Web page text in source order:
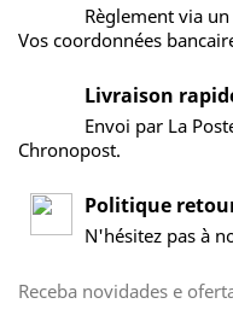
Règlement via
Vos coordonnées
Livraison
Envoi par La
Chronopost.
Politique
N'hésitez pas à
Receba novidades e